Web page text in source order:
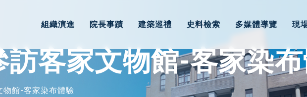
組織演進 院長事蹟 建築巡禮 史料檢索 多媒體導覽 現
訪客家文物館-客家染
物館-客家染布體驗